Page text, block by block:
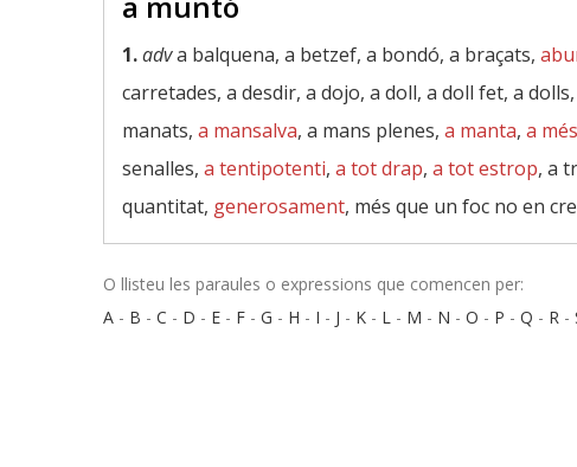
1.adva balquena, a betzef, a bondó, a braçats,
carretades, a desdir, a dojo, a doll, a doll fet, a
manats, a mansalva, a mans plenes, a manta, a
senalles, a tentipotenti, a tot drap, a tot estrop, a
quantitat, generosament, més que un foc no en
O llisteu les paraules o expressions que comencen per:
A - B - C - D - E - F - G - H - I - J - K - L - M - N - O - P - Q - R -